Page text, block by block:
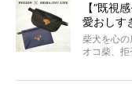
【“既視
愛おしす
柴犬を心
オコ柴、拒
でもちょ